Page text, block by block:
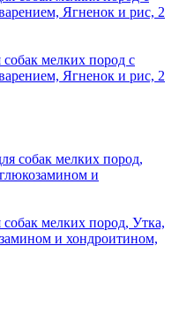
мелких пород с
Ягненок и рис, 2
мелких пород, Утка,
и хондроитином,